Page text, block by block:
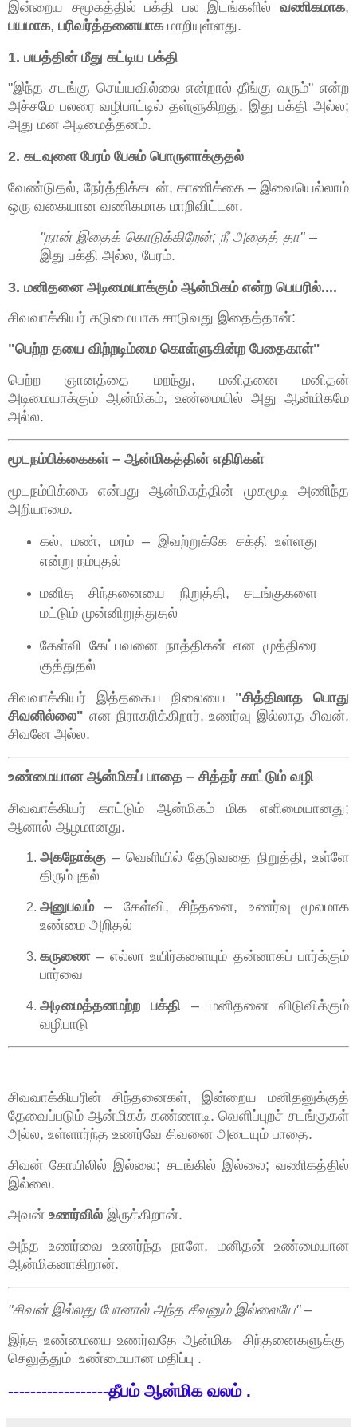
இன்றைய சமூகத்தில் பக்தி பல இடங்களில் வணிகமாக,
பயமாக, பரிவர்த்தனையாகமாறியுள்ளது.
1. பயத்தின் மீது கட்டிய பக்தி
"இந்த சடங்கு செய்யவில்லை என்றால் தீங்கு வரும்" என்ற
அச்சமே பலரை வழிபாட்டில் தள்ளுகிறது. இது பக்தி அல்ல;
அது மன அடிமைத்தனம்.
2. கடவுளை பேரம் பேசும் பொருளாக்குதல்
வேண்டுதல், நேர்த்திக்கடன், காணிக்கை – இவையெல்லாம்
ஒரு வகையான வணிகமாக மாறிவிட்டன.
"நான் இதைக் கொடுக்கிறேன்; நீ அதைத் தா"–
இது பக்தி அல்ல, பேரம்.
3. மனிதனை அடிமையாக்கும் ஆன்மிகம் என்ற பெயரில்....
சிவவாக்கியர் கடுமையாக சாடுவது இதைத்தான்:
"பெற்ற தயை விற்றடிம்மை கொள்ளுகின்ற பேதைகாள்"
பெற்ற ஞானத்தை மறந்து, மனிதனை மனிதன்
அடிமையாக்கும் ஆன்மிகம், உண்மையில் அது ஆன்மிகமே
அல்ல.
மூடநம்பிக்கைகள் – ஆன்மிகத்தின் எதிரிகள்
மூடநம்பிக்கை என்பது ஆன்மிகத்தின் முகமூடி அணிந்த
அறியாமை.
கல், மண், மரம் – இவற்றுக்கே சக்தி உள்ளது
என்று நம்புதல்
மனித சிந்தனையை நிறுத்தி, சடங்குகளை
மட்டும் முன்னிறுத்துதல்
கேள்வி கேட்பவனை நாத்திகன் என முத்திரை
குத்துதல்
சிவவாக்கியர் இத்தகைய நிலையை "சித்திலாத பொது
சிவனில்லை" என நிராகரிக்கிறார். உணர்வு இல்லாத சிவன்,
சிவனே அல்ல.
உண்மையான ஆன்மிகப் பாதை – சித்தர் காட்டும் வழி
சிவவாக்கியர் காட்டும் ஆன்மிகம் மிக எளிமையானது;
ஆனால் ஆழமானது.
அகநோக்கு – வெளியில் தேடுவதை நிறுத்தி, உள்ளே
திரும்புதல்
அனுபவம்– கேள்வி, சிந்தனை, உணர்வு மூலமாக
உண்மை அறிதல்
கருணை– எல்லா உயிர்களையும் தன்னாகப் பார்க்கும்
பார்வை
அடிமைத்தனமற்ற பக்தி – மனிதனை விடுவிக்கும்
வழிபாடு
சிவவாக்கியரின் சிந்தனைகள், இன்றைய மனிதனுக்குத்
தேவைப்படும் ஆன்மிகக் கண்ணாடி. வெளிப்புறச் சடங்குகள்
அல்ல, உள்ளார்ந்த உணர்வே சிவனை அடையும் பாதை.
சிவன் கோயிலில் இல்லை; சடங்கில் இல்லை; வணிகத்தில்
இல்லை.
அவன் உணர்வில் இருக்கிறான்.
அந்த உணர்வை உணர்ந்த நாளே, மனிதன் உண்மையான
ஆன்மிகனாகிறான்.
"சிவன் இல்லது போனால் அந்த சீவனும் இல்லையே"–
இந்த உண்மையை உணர்வதே ஆன்மிக சிந்தனைகளுக்கு
செலுத்தும் உண்மையான மதிப்பு .
------------------தீபம் ஆன்மிக வலம்.